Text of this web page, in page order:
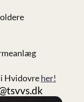
Hvidovreher!